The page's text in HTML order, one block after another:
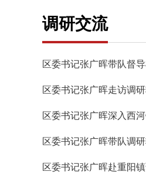
调研交流
区委书记张广晖带队督
区委书记张广晖走访调
区委书记张广晖深入西
区委书记张广晖带队调
区委书记张广晖赴重阳